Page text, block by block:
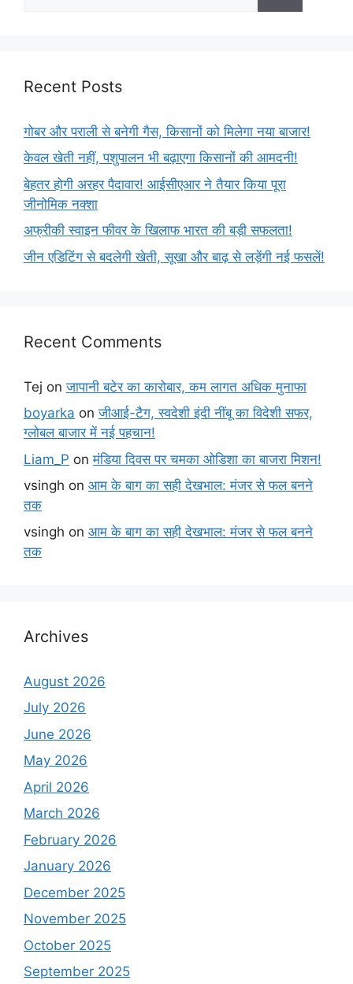
Recent Posts
गोबर और पराली से बनेगी गैस, किसानों को मिलेगा नया बाजार!
केवल खेती नहीं, पशुपालन भी बढ़ाएगा किसानों की आमदनी!
बेहतर होगी अरहर पैदावार! आईसीएआर ने तैयार किया पूरा
जीनोमिक नक्शा
अफ्रीकी स्वाइन फीवर के खिलाफ भारत की बड़ी सफलता!
जीन एडिटिंग से बदलेगी खेती, सूखा और बाढ़ से लड़ेंगी नई फसलें!
Recent Comments
Tej onजापानी बटेर का कारोबार, कम लागत अधिक मुनाफा
boyarka onजीआई-टैग, स्वदेशी इंदी नींबू का विदेशी सफर,
ग्लोबल बाजार में नई पहचान!
Liam_P onमंडिया दिवस पर चमका ओडिशा का बाजरा मिशन!
vsingh on आम के बाग का सही देखभाल: मंजर से फल बनने
तक
vsingh on आम के बाग का सही देखभाल: मंजर से फल बनने
तक
Archives
August 2026
July 2026
June 2026
May 2026
April 2026
March 2026
February 2026
January 2026
December 2025
November 2025
October 2025
September 2025